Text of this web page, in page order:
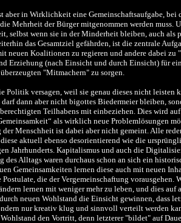
aber in Wirklichkeit eine Gemeinschaftsaufgabe, bei
Mehrheit der Bürger mitgenommen werden muss.
selbst wenn sie in der Minderheit bleiben, auch als
das Gesamtziel gefährden, ist die zentrale
neuen Koalitionen zu regieren und andere dabei zu
Erziehung (nach Einsicht und durch Einsicht) für
"Mitmachern" zu sorgen.
Politik versagen, weil sie genau dieses nicht leisten
darf dann aber nicht bigottes Biedermeier bleiben,
Teilhabens mit einbeziehen. Dies wird
als wirklich neue Problemlösungen
der Menschheit ist dabei aber nicht gemeint. Alle
aktuell ebenso desorientierend wie die
Jahrhunderts. Kapitalismus und auch die
des Alltags waren durchaus schon an sich ein
Gemeinsamkeiten lernen diese auch mit neuen
die der Vergemeinschaftung vorausgehen.
lernen mit weniger mehr zu leben, und dies auf
neuen Wohlstand die Einsicht gewinnen, dass
nur kreativ klug und sinnvoll verteilt werden
den Vortritt, denn letzterer "bildet" auf